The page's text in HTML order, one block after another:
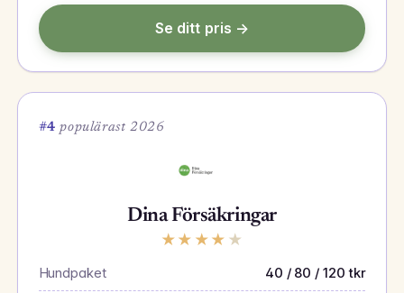
Se ditt pris →
#4 populärast 2026
Dina Försäkringar
★ ★ ★ ★ ★
Hundpaket 40 / 80 / 120 tkr